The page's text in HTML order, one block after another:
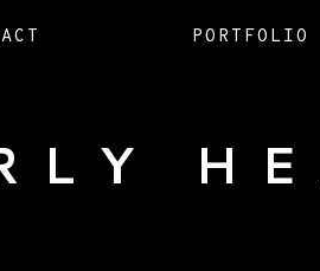
PORTFOLIO